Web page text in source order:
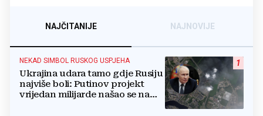
NAJČITANIJE NAJNOVIJE
1
NEKAD SIMBOL RUSKOG USPJEHA
Ukrajina udara tamo gdje Rusiju
najviše boli: Putinov projekt
vrijedan milijarde našao se na